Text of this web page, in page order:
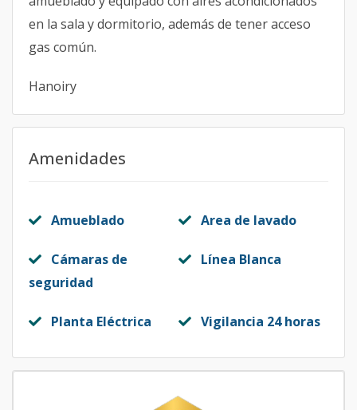
en la sala y dormitorio, además de tener acceso
gas común.
Hanoiry
Amenidades
Amueblado Area de lavado
Cámaras de
seguridad
Línea Blanca
Planta Eléctrica Vigilancia 24 horas